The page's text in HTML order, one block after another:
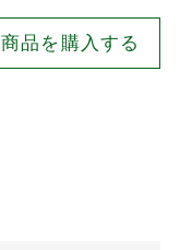
商品を購入する